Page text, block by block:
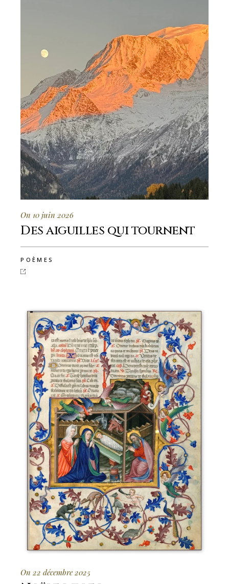
On 10 juin 2026
Des aiguilles qui tournent
POÈMES
On 22 décembre 2025